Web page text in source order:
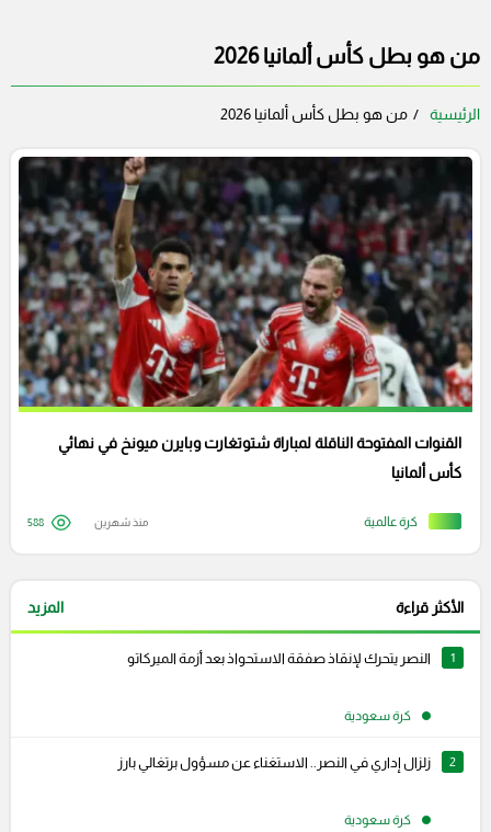
من هو بطل كأس ألمانيا 2026
الرئيسية من هو بطل كأس ألمانيا 2026
كرة عالمية
القنوات المفتوحة الناقلة لمباراة شتوتغارت وبايرن ميونخ في نهائي
كأس ألمانيا
منذ شهرين 588
الأكثر قراءة المزيد
1 النصر يتحرك لإنقاذ صفقة الاستحواذ بعد أزمة الميركاتو
كرة سعودية
2 زلزال إداري في النصر.. الاستغناء عن مسؤول برتغالي بارز
كرة سعودية